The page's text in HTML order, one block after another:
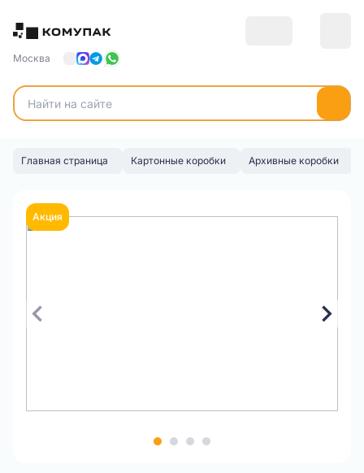
Москва
Главная страница Картонные коробки Архивные коробки
Акция